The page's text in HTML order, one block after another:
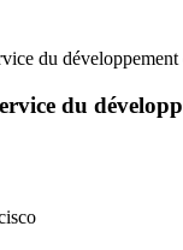
du
du